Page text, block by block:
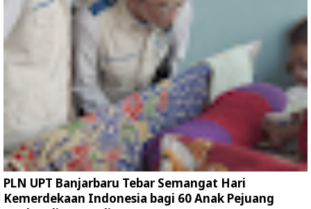
PLN UPT Banjarbaru Tebar Semangat Hari
Kemerdekaan Indonesia bagi 60 Anak Pejuang